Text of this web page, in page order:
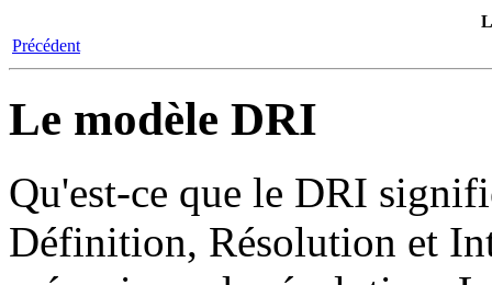
Précédent
Le modèle DRI
Qu'est-ce que le DRI
Définition, Résolution et